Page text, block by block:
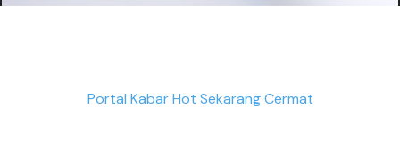
Portal Kabar Hot Sekarang Cermat